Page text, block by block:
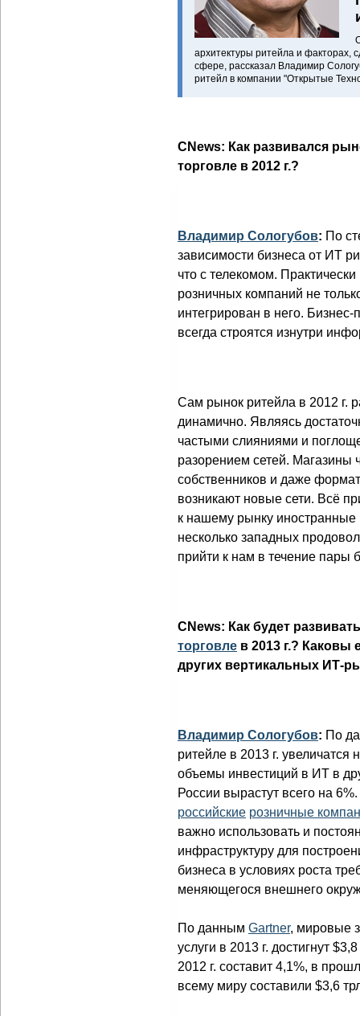
архитектуры ритейла и факторах,
сфере, рассказал Владимир
ритейл в компании "Открытые
CNews: Как развивался
торговле в 2012 г.?
Владимир Сологубов: По
зависимости бизнеса от ИТ
что с телекомом.
розничных компаний не
интегрирован в него.
всегда строятся изнутри
Сам рынок ритейла в 2012 г.
динамично. Являясь
частыми слияниями и
разорением сетей. Магазины
собственников и даже
возникают новые сети. Всё
к нашему рынку иностранные
несколько западных
прийти к нам в течение пары
CNews: Как будет
торговле в 2013 г.? Каковы
других вертикальных ИТ-
Владимир Сологубов: По
ритейле в 2013 г.
объемы инвестиций в ИТ в
России вырастут всего на
российские розничные
важно использовать и
инфраструктуру для
бизнеса в условиях роста
меняющегося внешнего
По данным Gartner, мировые
услуги в 2013 г. достигнут
2012 г. составит 4,1%, в
всему миру составили $3,6